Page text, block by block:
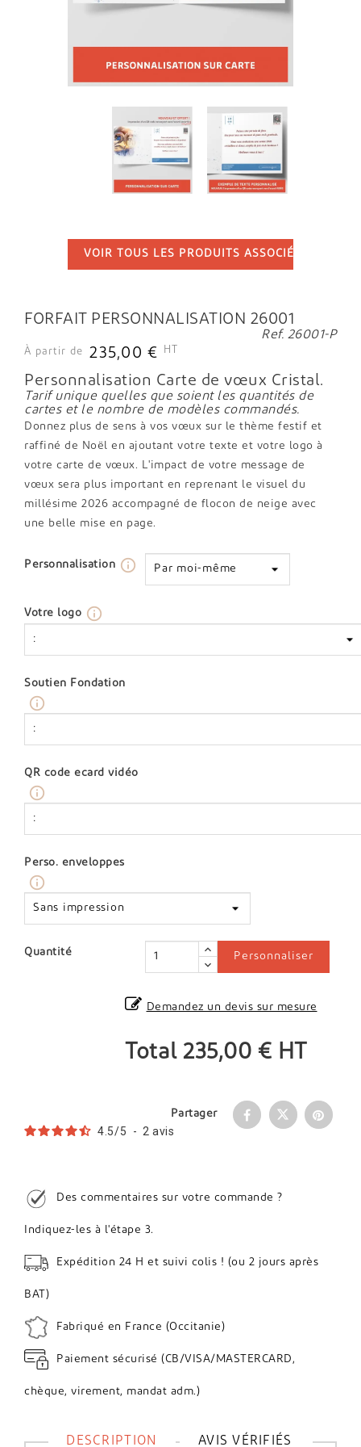
VOIR TOUS LES PRODUITS ASSOCIÉS
FORFAIT PERSONNALISATION 26001
Ref. 26001-P
À partir de 235,00 € HT
Personnalisation Carte de vœux Cristal.
Tarif unique quelles que soient les quantités de
cartes et le nombre de modèles commandés.
Donnez plus de sens à vos vœux sur le thème festif et
raffiné de Noël en ajoutant votre texte et votre logo à
votre carte de vœux. L'impact de votre message de
vœux sera plus important en reprenant le visuel du
millésime 2026 accompagné de flocon de neige avec
une belle mise en page.
Personnalisation info_outline
Votre logo info_outline
Soutien Fondation
info_outline
QR code ecard vidéo
info_outline
Perso. enveloppes
info_outline
Quantité Personnaliser
Demandez un devis sur mesure
Total 235,00 € HT
Partager
4.5/5 - 2 avis
Des commentaires sur votre commande ?
Indiquez-les à l'étape 3.
Expédition 24 H et suivi colis ! (ou 2 jours après
BAT)
Fabriqué en France (Occitanie)
Paiement sécurisé (CB/VISA/MASTERCARD,
chèque, virement, mandat adm.)
DESCRIPTION AVIS VÉRIFIÉS